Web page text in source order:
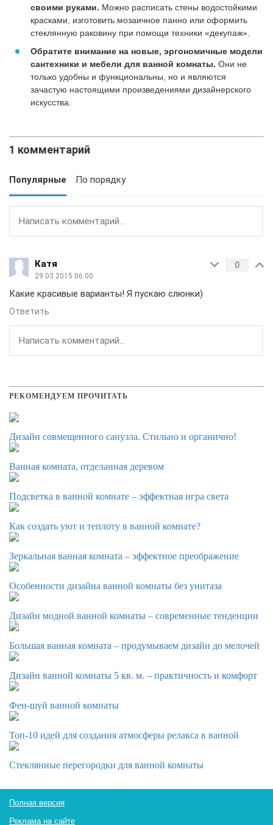
своими руками. Можно расписать стены водостойкими
красками, изготовить мозаичное панно или оформить
стеклянную раковину при помощи техники «декупаж».
Обратите внимание на новые, эргономичные модели
сантехники и мебели для ванной комнаты. Они не
только удобны и функциональны, но и являются
зачастую настоящими произведениями дизайнерского
искусства.
1 комментарий
Популярные По порядку
Катя
29.03.2015 06:00
0
Какие красивые варианты! Я пускаю слюнки)
Ответить
РЕКОМЕНДУЕМ ПРОЧИТАТЬ
Дизайн совмещенного санузла. Стильно и органично!
Ванная комната, отделанная деревом
Подсветка в ванной комнате – эффектная игра света
Как создать уют и теплоту в ванной комнате?
Зеркальная ванная комната – эффектное преображение
Особенности дизайна ванной комнаты без унитаза
Дизайн модной ванной комнаты – современные тенденции
Большая ванная комната – продумываем дизайн до мелочей
Дизайн ванной комнаты 5 кв. м. – практичность и комфорт
Фен-шуй ванной комнаты
Топ-10 идей для создания атмосферы релакса в ванной
Стеклянные перегородки для ванной комнаты
Полная версия
Реклама на сайте